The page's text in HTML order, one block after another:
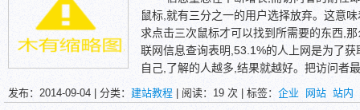
好了,之后还是要你不断的付款才能让网站
企业网站建设之后频繁更换网站模板。
网站设计成模板的形式,可以随时更换。本
网站设计之后再通过程序换首页,但是也因
这样,明天访问是那样的,那么客户就没有熟
鼠标,就有三分之一的用户选择放弃。这意
求点击三次鼠标才可以找到所需要的东西,
联网信息查询表明,53.1%的人上网是为了
自己,了解的人越多,结果就越好。把访问者
了解自己,如此以来站内检索成为必定选择
引擎的最终目标。
发布：2014-09-04 | 分类： 建站教程 | 阅读： 19 次 | 标签： 企业 网站 站内